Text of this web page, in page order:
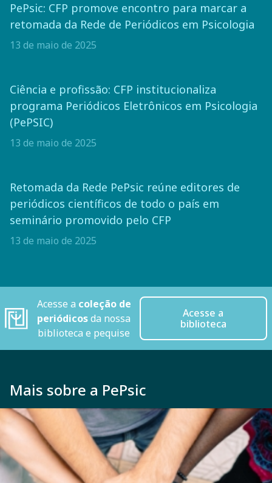
PePsic: CFP promove encontro para marcar a
retomada da Rede de Periódicos em Psicologia
13 de maio de 2025
Ciência e profissão: CFP institucionaliza
programa Periódicos Eletrônicos em Psicologia
(PePSIC)
13 de maio de 2025
Retomada da Rede PePsic reúne editores de
periódicos científicos de todo o país em
seminário promovido pelo CFP
13 de maio de 2025
Acesse a coleção de
periódicosda nossa
biblioteca e pequise
Acesse a
biblioteca
Mais sobre a PePsic